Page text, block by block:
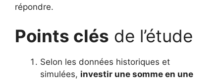
répondre.
Points clés de l’étude
Selon les données historiques et
simulées, investir une somme en une